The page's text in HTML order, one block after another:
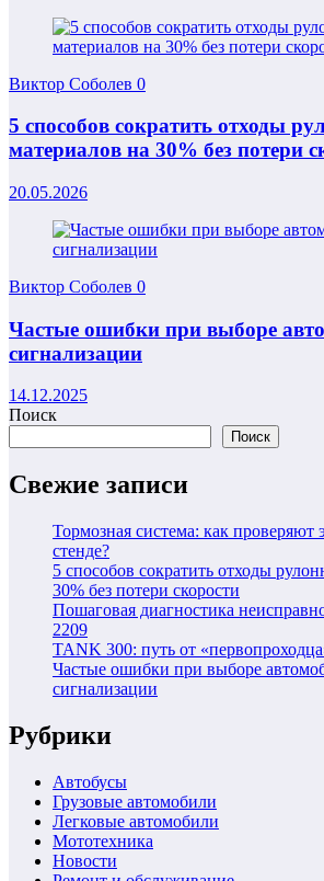
Виктор Соболев 0
5 способов сократить отходы
материалов на 30% без потери
20.05.2026
Виктор Соболев 0
Частые ошибки при выборе
сигнализации
14.12.2025
Поиск
Поиск
Свежие записи
Тормозная система: как проверяют
стенде?
5 способов сократить отходы
30% без потери скорости
Пошаговая диагностика
2209
TANK 300: путь от
Частые ошибки при выборе
сигнализации
Рубрики
Автобусы
Грузовые автомобили
Легковые автомобили
Мототехника
Новости